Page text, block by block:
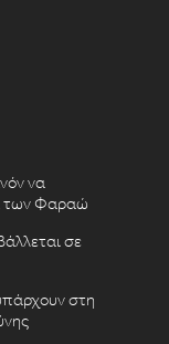
να
των Φαραώ
σε
στη